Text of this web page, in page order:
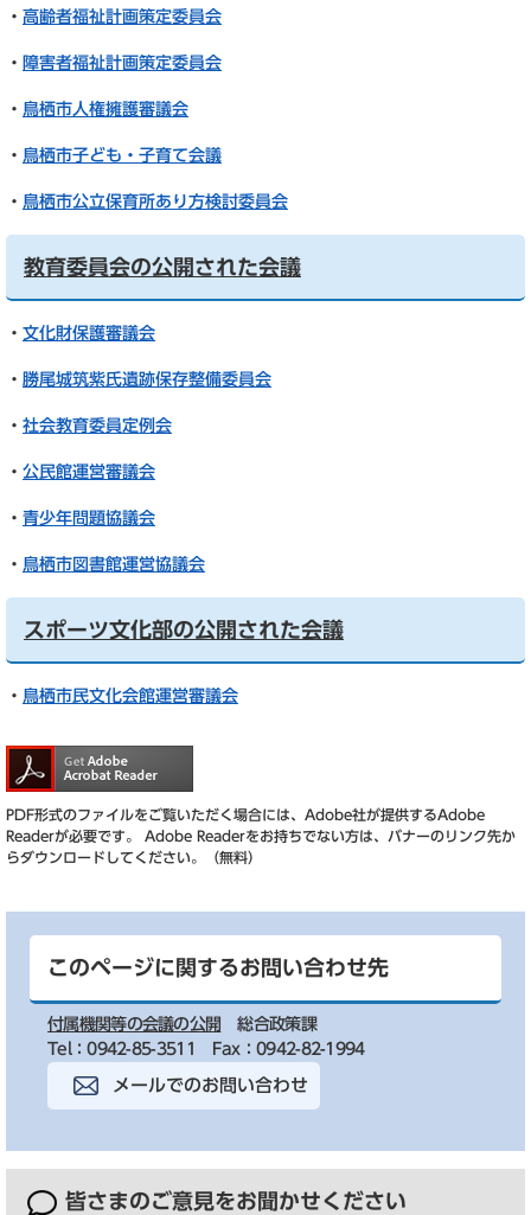
・ 高齢者福祉計画策定委員会
・ 障害者福祉計画策定委員会
・ 鳥栖市人権擁護審議会
・ 鳥栖市子ども・子育て会議
・ 鳥栖市公立保育所あり方検討委員会
教育委員会の公開された会議
・ 文化財保護審議会
・ 勝尾城筑紫氏遺跡保存整備委員会
・ 社会教育委員定例会
・ 公民館運営審議会
・ 青少年問題協議会
・ 鳥栖市図書館運営協議会
スポーツ文化部の公開された会議
・ 鳥栖市民文化会館運営審議会
PDF形式のファイルをご覧いただく場合には、Adobe社が提供するAdobe
Readerが必要です。
Adobe Readerをお持ちでない方は、バナーのリンク先か
らダウンロードしてください。（無料）
このページに関するお問い合わせ先
付属機関等の会議の公開
総合政策課
Tel：0942-85-3511
Fax：0942-82-1994
メールでのお問い合わせ
皆さまのご意見をお聞かせください